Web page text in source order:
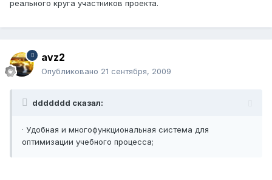
реального круга участников проекта.
avz2
Опубликовано 21 сентября, 2009
ddddddd сказал:
· Удобная и многофункциональная система для
оптимизации учебного процесса;